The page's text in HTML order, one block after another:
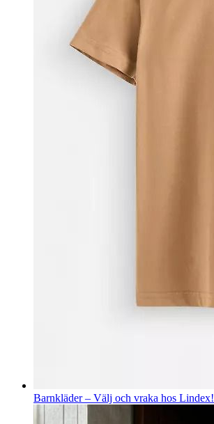
Barnkläder – Välj och vraka hos Lindex!